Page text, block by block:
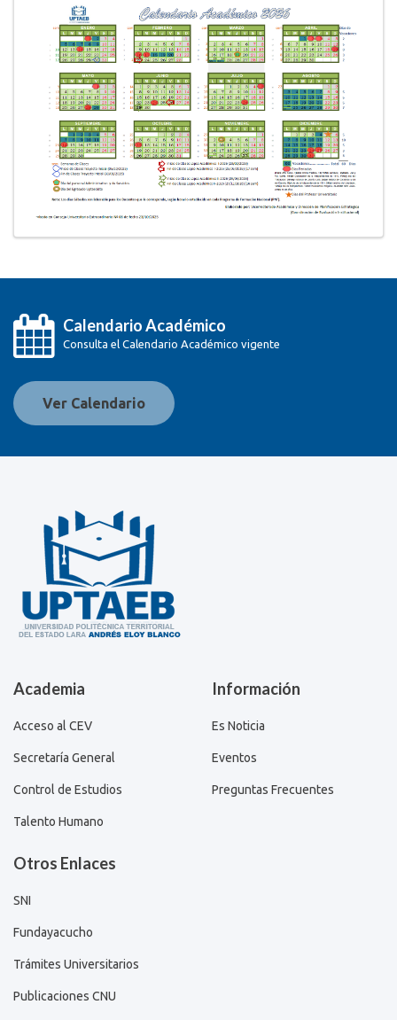
Calendario Académico
Consulta el Calendario Académico vigente
Ver Calendario
Academia
Acceso al CEV
Secretaría General
Control de Estudios
Talento Humano
Información
Es Noticia
Eventos
Preguntas Frecuentes
Otros Enlaces
SNI
Fundayacucho
Trámites Universitarios
Publicaciones CNU